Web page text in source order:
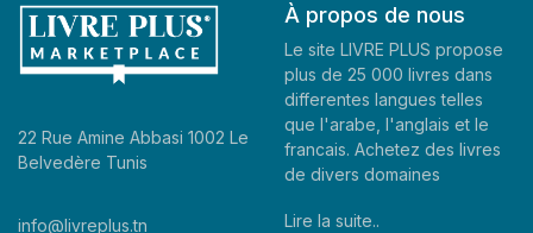
22 Rue Amine Abbasi 1002 Le
Belvedère Tunis
info@livreplus.tn
À propos de nous
Le site LIVRE PLUS propose
plus de 25 000 livres dans
differentes langues telles
que l'arabe, l'anglais et le
francais. Achetez des livres
de divers domaines
Lire la suite..